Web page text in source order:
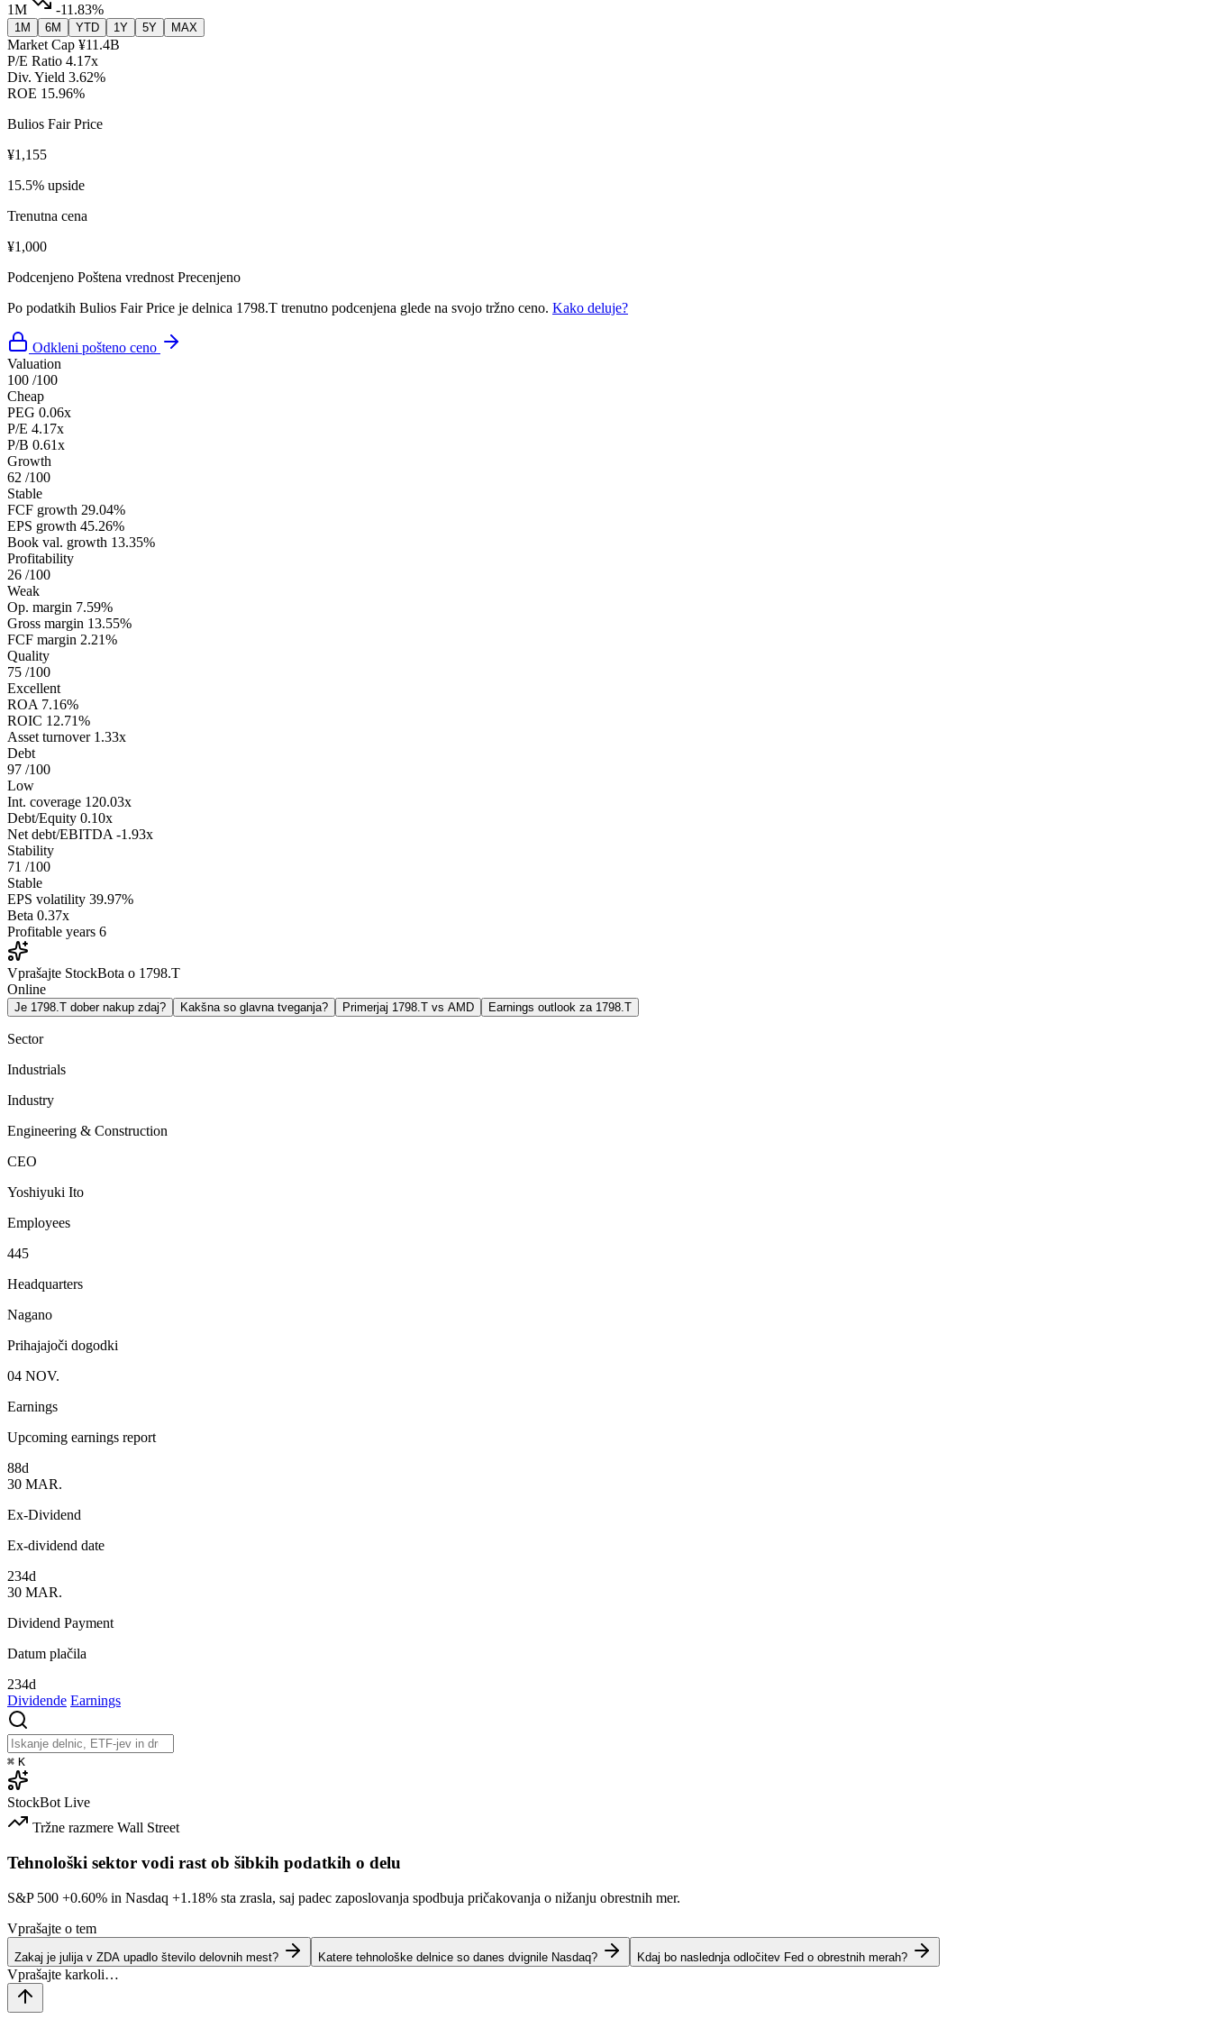
1M
-11.83%
1M 6M YTD 1Y 5Y MAX
Market Cap ¥11.4B
P/E Ratio 4.17x
Div. Yield 3.62%
ROE 15.96%
Bulios Fair Price
¥1,155
15.5% upside
Trenutna cena
¥1,000
Podcenjeno Poštena vrednost Precenjeno
Po podatkih Bulios Fair Price je delnica 1798.T trenutno podcenjena glede na svojo tržno ceno. Kako deluje?
Odkleni pošteno ceno
Valuation
100 /100
Cheap
PEG 0.06x
P/E 4.17x
P/B 0.61x
Growth
62 /100
Stable
FCF growth 29.04%
EPS growth 45.26%
Book val. growth 13.35%
Profitability
26 /100
Weak
Op. margin 7.59%
Gross margin 13.55%
FCF margin 2.21%
Quality
75 /100
Excellent
ROA 7.16%
ROIC 12.71%
Asset turnover 1.33x
Debt
97 /100
Low
Int. coverage 120.03x
Debt/Equity 0.10x
Net debt/EBITDA -1.93x
Stability
71 /100
Stable
EPS volatility 39.97%
Beta 0.37x
Profitable years 6
Vprašajte StockBota o 1798.T
Online
Je 1798.T dober nakup zdaj? Kakšna so glavna tveganja? Primerjaj 1798.T vs AMD Earnings outlook za 1798.T
Sector
Industrials
Industry
Engineering & Construction
CEO
Yoshiyuki Ito
Employees
445
Headquarters
Nagano
Prihajajoči dogodki
04 NOV.
Earnings
Upcoming earnings report
88d
30 MAR.
Ex-Dividend
Ex-dividend date
234d
30 MAR.
Dividend Payment
Datum plačila
234d
Dividende Earnings
⌘ K
StockBot Live
Tržne razmere Wall Street
Tehnološki sektor vodi rast ob šibkih podatkih o delu
S&P 500 +0.60% in Nasdaq +1.18% sta zrasla, saj padec zaposlovanja spodbuja pričakovanja o nižanju obrestnih mer.
Vprašajte o tem
Zakaj je julija v ZDA upadlo število delovnih mest? Katere tehnološke delnice so danes dvignile Nasdaq? Kdaj bo naslednja odločitev Fed o obrestnih merah?